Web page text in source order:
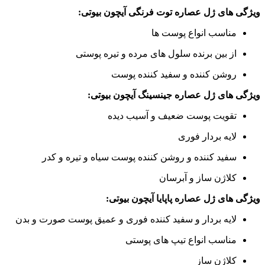
ویژگی های ژل عصاره توت فرنگی آیچون بیوتی:
مناسب انواع پوست ها
از بین برنده سلول های مرده و تیره پوستی
روشن کننده و سفید کننده پوست
ویژگی های ژل عصاره جینسینگ آیچون بیوتی:
تقویت پوست ضعیف و آسیب دیده
لایه بردار فوری
سفید کننده و روشن کننده پوست سیاه و تیره و کدر
کلاژن ساز و آبرسان
ویژگی های ژل عصاره پاپایا آیچون بیوتی:
لایه بردار و سفید کننده فوری و عمیق پوست صورت و بدن
مناسب انواع تیپ های پوستی
کلاژن ساز